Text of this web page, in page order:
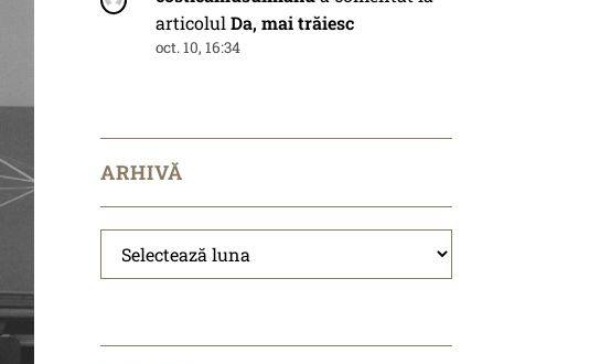
articolulDa, mai trăiesc
oct. 10, 16:34
ARHIVĂ
Arhivă